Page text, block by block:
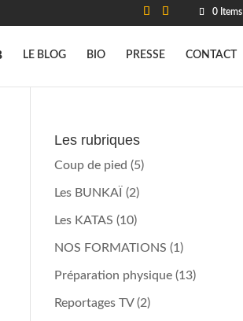
0 Items
LE BLOG BIO PRESSE CONTACT
Les rubriques
Coup de pied (5)
Les BUNKAÏ (2)
Les KATAS (10)
NOS FORMATIONS (1)
Préparation physique(13)
Reportages TV(2)